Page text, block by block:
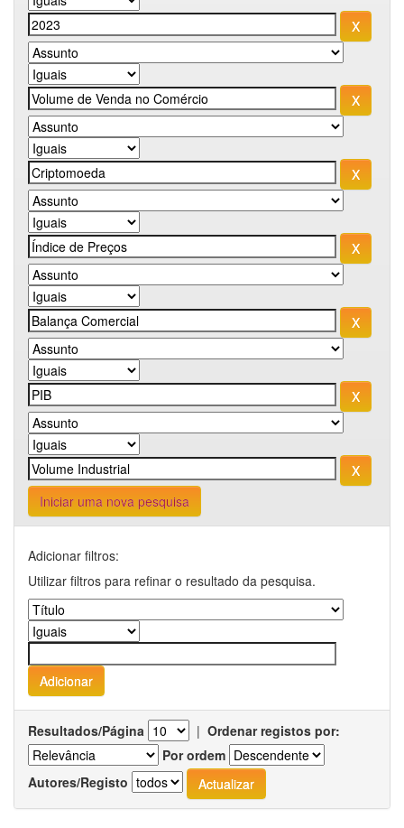
Iniciar uma nova pesquisa
Adicionar filtros:
Utilizar filtros para refinar o resultado da pesquisa.
Resultados/Página | Ordenar registos por:
Por ordem
Autores/Registo